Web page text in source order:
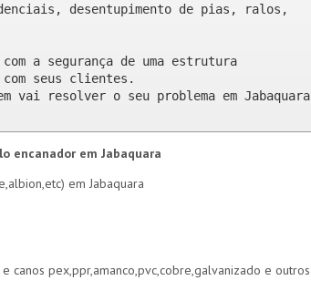
desentupimento de pias, ralos,
a segurança de uma estrutura
com seus clientes.
vai resolver o seu problema em Jabaquara
encanador em Jabaquara
em Jabaquara
canos pex,ppr,amanco,pvc,cobre,galvanizado e outros